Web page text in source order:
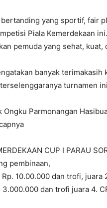
yang sportif, fair
Piala Kemerdekaan
pemuda yang sehat, kuat,
banyak terimakasih
turnamen
Ongku Parmonangan
CUP I PARAU
pembinaan,
10.00.000 dan trofi,
dan trofi juara 4.